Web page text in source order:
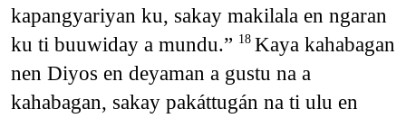
kapangyariyan ku, sakay makilala en ngaran
ku ti buuwiday a mundu.” 18 Kaya kahabagan
nen Diyos en deyaman a gustu na a
kahabagan, sakay pakáttugán na ti ulu en